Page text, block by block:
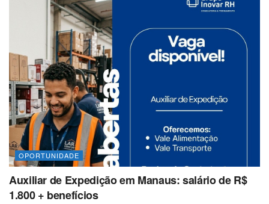
OPORTUNIDADE
Auxiliar de Expedição em Manaus: salário de R$
1.800 + benefícios